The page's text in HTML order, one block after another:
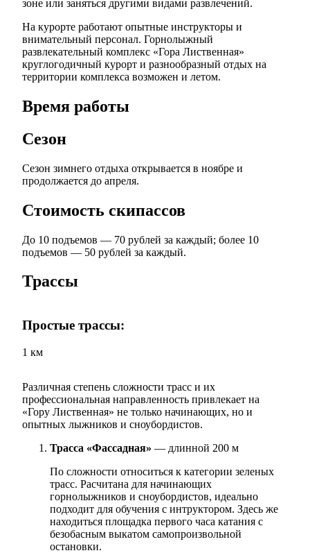
зоне или заняться другими видами развлечений.
На курорте работают опытные инструкторы и
внимательный персонал. Горнолыжный
развлекательный комплекс «Гора Лиственная»
круглогодичный курорт и разнообразный отдых на
территории комплекса возможен и летом.
Время работы
Сезон
Сезон зимнего отдыха открывается в ноябре и
продолжается до апреля.
Стоимость скипассов
До 10 подъемов — 70 рублей за каждый; более 10
подъемов — 50 рублей за каждый.
Трассы
Простые трассы:
1 км
Различная степень сложности трасс и их
профессиональная направленность привлекает на
«Гору Лиственная» не только начинающих, но и
опытных лыжников и сноубордистов.
Трасса «Фассадная» — длинной 200 м
По сложности относиться к категории зеленых
трасс. Расчитана для начинающих
горнолыжников и сноубордистов, идеально
подходит для обучения с интруктором. Здесь же
находиться площадка первого часа катания с
безобасным выкатом самопроизвольной
остановки.